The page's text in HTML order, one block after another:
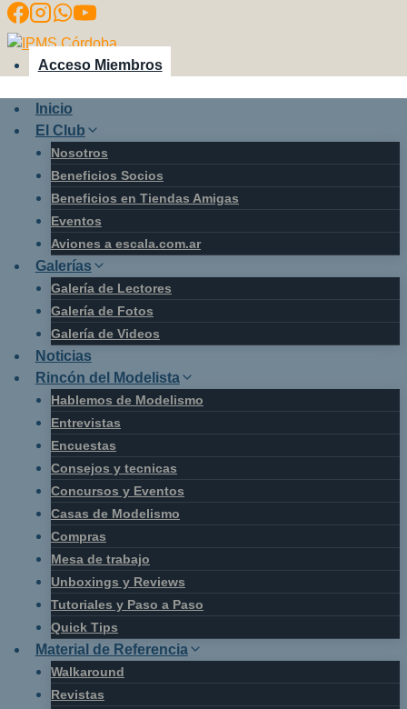
Saltar
al
contenido
Acceso Miembros
Inicio
El Club
Nosotros
Beneficios Socios
Beneficios en Tiendas Amigas
Eventos
Aviones a escala.com.ar
Galerías
Galería de Lectores
Galería de Fotos
Galería de Videos
Noticias
Rincón del Modelista
Hablemos de Modelismo
Entrevistas
Encuestas
Consejos y tecnicas
Concursos y Eventos
Casas de Modelismo
Compras
Mesa de trabajo
Unboxings y Reviews
Tutoriales y Paso a Paso
Quick Tips
Material de Referencia
Walkaround
Revistas